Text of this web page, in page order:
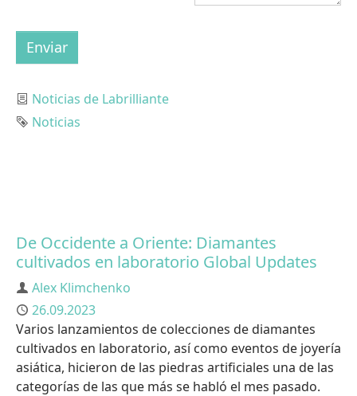
Enviar
Categoría
Noticias de Labrilliante
Etiqueta
Noticias
De Occidente a Oriente: Diamantes
cultivados en laboratorio Global Updates
Autor
Alex Klimchenko
Publicado
26.09.2023
Varios lanzamientos de colecciones de diamantes
cultivados en laboratorio, así como eventos de joyería
asiática, hicieron de las piedras artificiales una de las
categorías de las que más se habló el mes pasado.